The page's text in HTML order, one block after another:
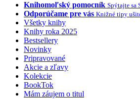
Knihomoľský pomocník Spýtajte sa
Odporúčame pre vás Knižné tipy
Všetky knihy
Knihy roka 2025
Bestsellery
Novinky
Pripravované
Akcie a zľavy
Kolekcie
BookTok
Mám záujem o titul